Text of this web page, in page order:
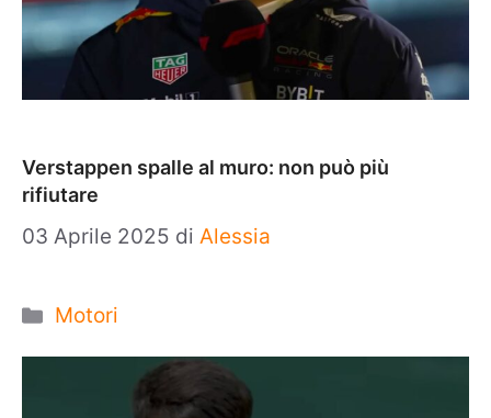
Verstappen spalle al muro: non può più
rifiutare
03 Aprile 2025 di Alessia
Categorie
Motori